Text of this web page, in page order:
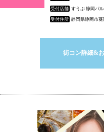
受付店舗 すうぷ 静岡パ
受付住所 静岡県静岡市
街コン詳細&